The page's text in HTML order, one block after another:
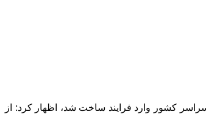
مسکونی روستایی و شهری توسط آن بنیاد در سراسر کشور وارد فرایند ساخت شد، اظهار کرد: از